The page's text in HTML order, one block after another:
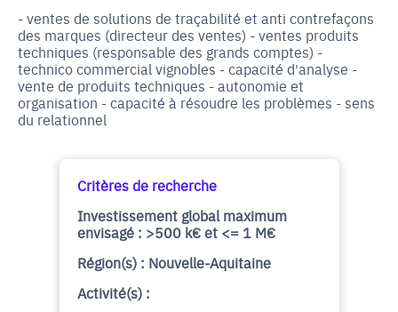
- ventes de solutions de traçabilité et anti contrefaçons
des marques (directeur des ventes) - ventes produits
techniques (responsable des grands comptes) -
technico commercial vignobles - capacité d'analyse -
vente de produits techniques - autonomie et
organisation - capacité à résoudre les problèmes - sens
du relationnel
Critères de recherche
Investissement global maximum
envisagé : >500 k€ et <= 1 M€
Région(s) : Nouvelle-Aquitaine
Activité(s) :